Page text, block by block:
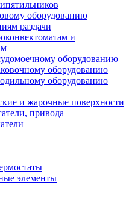
оборудованию
раздачи
и
оборудованию
оборудованию
оборудованию
и жарочные поверхности
привода
элементы